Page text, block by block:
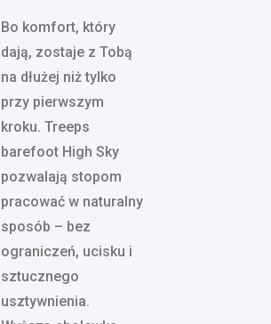
Bo komfort, który
dają, zostaje z Tobą
na dłużej niż tylko
przy pierwszym
kroku. Treeps
barefoot High Sky
pozwalają stopom
pracować w naturalny
sposób – bez
ograniczeń, ucisku i
sztucznego
usztywnienia.